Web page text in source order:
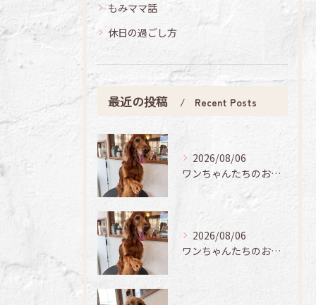
もみママ話
休日の過ごし方
最近の投稿 Recent Posts
2026/08/06
ワンちゃんたちのお手入れ日記🐶✨
2026/08/06
ワンちゃんたちのお手入れ日記🐶✨